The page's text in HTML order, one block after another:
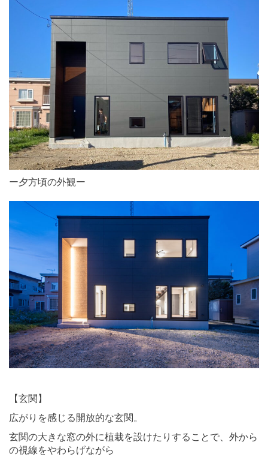
ー夕方頃の外観ー
【玄関】
広がりを感じる開放的な玄関。
玄関の大きな窓の外に植栽を設けたりすることで、外から
の視線をやわらげながら